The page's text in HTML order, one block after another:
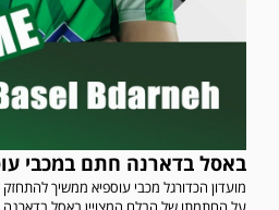
באסל בדארנה חתם במכבי
מועדון הכדורגל מכבי עוספיא ממשיך